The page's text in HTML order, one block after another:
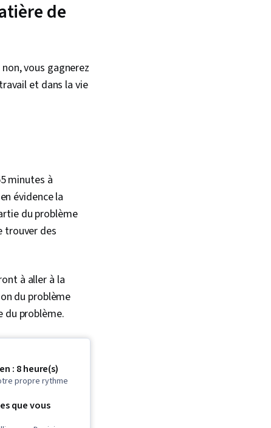
de
vous gagnerez
et dans la vie
minutes à
évidence la
du problème
trouver des
à aller à la
du problème
du problème.
: 8 heure(s)
propre rythme
que vous